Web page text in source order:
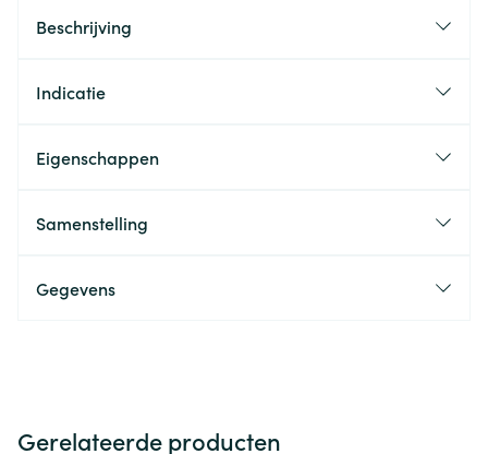
Beschrijving
Indicatie
Eigenschappen
Samenstelling
Gegevens
Gerelateerde producten